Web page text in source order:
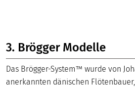
3. Brögger Modelle
Das Brögger-System™ wurde von
anerkannten dänischen